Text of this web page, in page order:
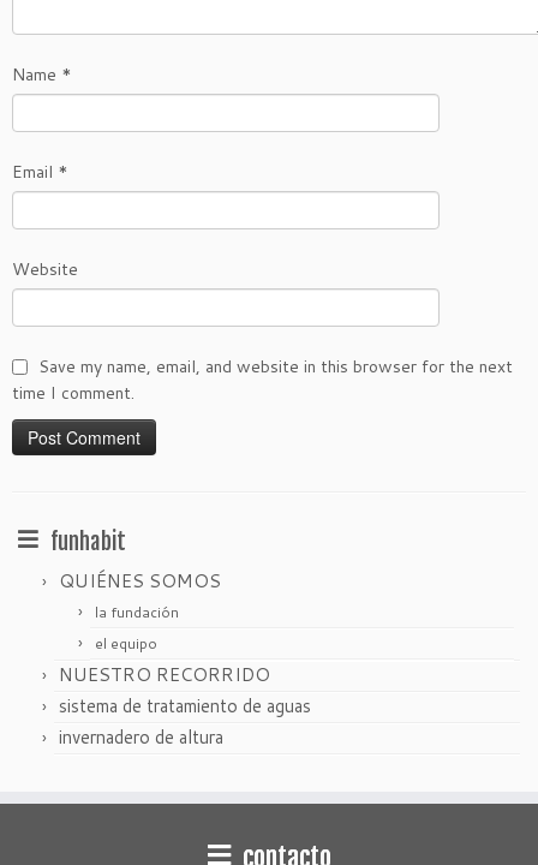
Name *
Email *
Website
Save my name, email, and website in this browser for the next
time I comment.
funhabit
QUIÉNES SOMOS
la fundación
el equipo
NUESTRO RECORRIDO
sistema de tratamiento de aguas
invernadero de altura
contacto